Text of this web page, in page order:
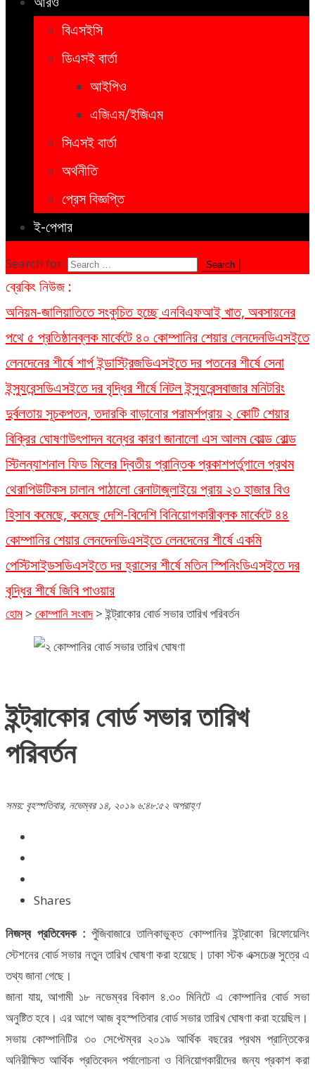
বিএসইসি
ডিএসই বার্তা
আইপিও
এজিএম/ইজিএম
সিএসই বার্তা
অর্থনীতি
প্রেস বিজ্ঞপ্তি
ই-পেপার
Search for:
ব্রেকিং নিউজ :
অনিয়ম-জালিয়াতিতে সংকুচিত হচ্ছে এনবিএফআই খাত, অবসায়নের
পথে ৫ প্রতিষ্ঠানব্লক মার্কেটে ৪০ কোম্পানির শেয়ার লেনদেনডিএসইতে
লেনদেনের শীর্ষে শার্প ইন্ডাস্ট্রিজডিএসইতে দর পতনের শীর্ষে সেনা
ইন্স্যুরেন্সডিএসইতে দর বৃদ্ধির শীর্ষে নিটল ইন্স্যুরেন্সবাজার মনিটরিং
দুর্বলতায় সূচকপতন, তদারকি বাড়ানোর পরামর্শপ্রায় ২ কোটি শেয়ার
বিক্রির ঘোষণাউৎপাদন বন্ধের কারণ জানালো এস আলম কোল্ড রোল্ড
স্টিলন্যাশনাল ফিড মিলের দ্বিতীয় প্রান্তিক প্রকাশপর্তুগালে প্রথম
থেরাপিউটিকস চালান পাঠালো রেনাটাজুলাইয়ে প্রায় ২৩ হাজার বিও
হিসাব কমেছে, কমেছে দেশি-বিদেশি বিনিয়োগকারীব্লক মার্কেটে ৪৪
কোম্পানির শেয়ার লেনদেনডিএসইতে লেনদেনের শীর্ষে একমি
পেস্টিসাইডসডিএসইতে দর হ্রাসের শীর্ষে মতিন স্পিনিংডিএসইতে দর
বৃদ্ধির শীর্ষে জিবি পাওয়ার
হোম > কোম্পানি সংবাদ > ইন্ট্রাকোর বোর্ড সভার তারিখ পরিবর্তন
ইন্ট্রাকোর বোর্ড সভার তারিখ
পরিবর্তন
সময়: বৃহস্পতিবার, নভেম্বর ১৪, ২০১৯ ৬:৪৮:৫২ অপরাহ্ণ
Shares
নিজস্ব প্রতিবেদক : পুঁজিবাজারে তালিকাভুক্ত কোম্পানির ইন্ট্রাকো রিফোয়েলিং
স্টেশনের বোর্ড সভার নতুন তারিখ ঘোষণা করা হয়েছে। ঢাকা স্টক এক্সচেঞ্জ সুত্রে এ
তথ্য জানা গেছে।
জানা যায়, আগামী ১৮ নভেম্বর বিকাল ৪.৩০ মিনিটে এ কোম্পানির বোর্ড সভা
অনুষ্টিত হবে। এর আগে আজ বৃহস্পতিবার বোর্ড সভার তারিখ ঘোষণা করা হয়েছিল।
সভায় কোম্পানিটির ৩০ সেপ্টেম্বর ২০১৯ আর্থিক বছরের প্রথম প্রান্তিকের
অনিরীক্ষিত আর্থিক প্রতিবেদন পর্যালোচনা ও বিনিয়োগকারীদের জন্য প্রকাশ করা